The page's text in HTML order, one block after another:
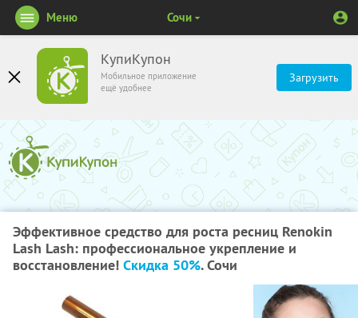
КупиКупон
Мобильное приложение
ещё удобнее
Загрузить
Меню Сочи
Эффективное средство для роста ресниц Renokin
Lash Lash: профессиональное укрепление и
восстановление! Скидка 50%. Сочи